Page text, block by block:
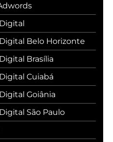
Belo Horizonte
Brasília
Cuiabá
Goiânia
São Paulo